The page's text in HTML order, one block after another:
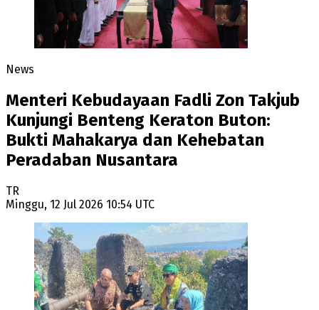
News
Menteri Kebudayaan Fadli Zon Takjub
Kunjungi Benteng Keraton Buton:
Bukti Mahakarya dan Kehebatan
Peradaban Nusantara
TR
Minggu, 12 Jul 2026 10:54 UTC